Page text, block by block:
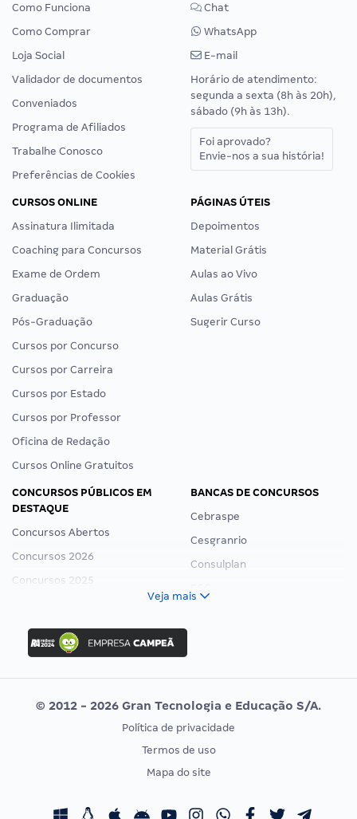
Como Funciona
Como Comprar
Loja Social
Validador de documentos
Conveniados
Programa de Afiliados
Trabalhe Conosco
Preferências de Cookies
Chat
WhatsApp
E-mail
Horário de atendimento:
segunda a sexta (8h às 20h),
sábado (9h às 13h).
Foi aprovado?
Envie-nos a sua história!
CURSOS ONLINE
Assinatura Ilimitada
Coaching para Concursos
Exame de Ordem
Graduação
Pós-Graduação
Cursos por Concurso
Cursos por Carreira
Cursos por Estado
Cursos por Professor
Oficina de Redação
Cursos Online Gratuitos
PÁGINAS ÚTEIS
Depoimentos
Material Grátis
Aulas ao Vivo
Aulas Grátis
Sugerir Curso
CONCURSOS PÚBLICOS EM
DESTAQUE
Concursos Abertos
Concursos 2026
Concursos 2025
Concurso Ibama
Concurso MPU
Editais publicados
BANCAS DE CONCURSOS
Cebraspe
Cesgranrio
Consulplan
Vunesp
CONCURSOS POR PROFISSÃO
Concursos Fiscais
EXAME DE ORDEM
Calendário OAB
Veja mais
© 2012 - 2026 Gran Tecnologia e Educação S/A.
Política de privacidade
Termos de uso
Mapa do site